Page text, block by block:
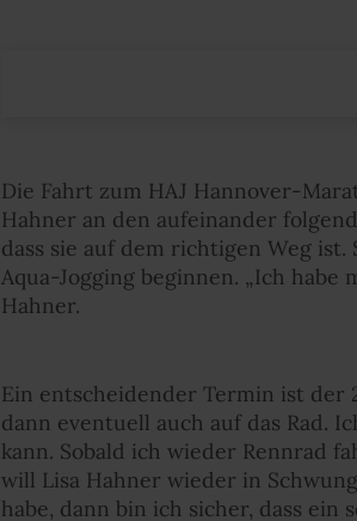
Die Fahrt zum HAJ Hannover-
Hahner an den aufeinander
dass sie auf dem richtigen Weg
Aqua-Jogging beginnen. „Ich
Hahner.
Ein entscheidender Termin ist der
dann eventuell auch auf das Rad.
kann. Sobald ich wieder Rennrad
will Lisa Hahner wieder in
habe, dann bin ich sicher, dass ein